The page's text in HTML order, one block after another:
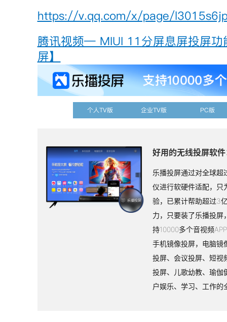
https://v.qq.com/x/page/
腾讯视频— MIUI 11分屏息屏投屏功
屏】
个人TV版 企业TV版 PC版
好用的无线投屏软
乐播投屏通过对全球超
仪进行软硬件适配，只
验，已累计帮助超过3
力，只要装了乐播投屏
持10000多个音视频
手机镜像投屏，电脑镜
投屏、会议投屏、短视
投屏、儿歌幼教、瑜伽
户娱乐、学习、工作的